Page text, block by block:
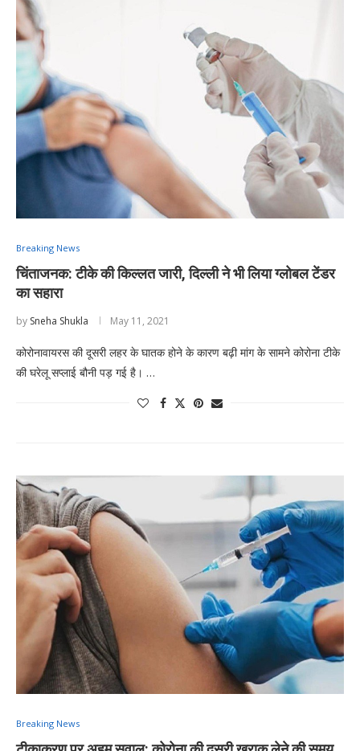
Breaking News
चिंताजनक: टीके की किल्लत जारी, दिल्ली ने भी लिया ग्लोबल टेंडर
का सहारा
by Sneha Shukla May 11, 2021
कोरोनावायरस की दूसरी लहर के घातक होने के कारण बढ़ी मांग के सामने कोरोना टीके
की घरेलू सप्लाई बौनी पड़ गई है। …
Breaking News